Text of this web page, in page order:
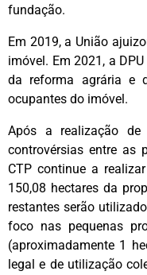
fundação.
Em 2019, a União
imóvel. Em 2021, a
da reforma agrária e
ocupantes do imóvel.
Após a realização de
controvérsias entre as
CTP continue a
150,08 hectares da
restantes serão
foco nas pequenas
(aproximadamente 1
legal e de utilização